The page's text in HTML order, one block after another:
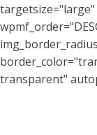
transparent"